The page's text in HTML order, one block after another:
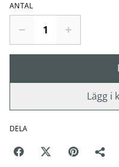
ANTAL
Lägg i
DELA